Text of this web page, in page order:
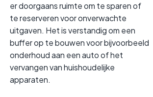
er doorgaans ruimte om te sparen of
te reserveren voor onverwachte
uitgaven. Het is verstandig om een
buffer op te bouwen voor bijvoorbeeld
onderhoud aan een auto of het
vervangen van huishoudelijke
apparaten.